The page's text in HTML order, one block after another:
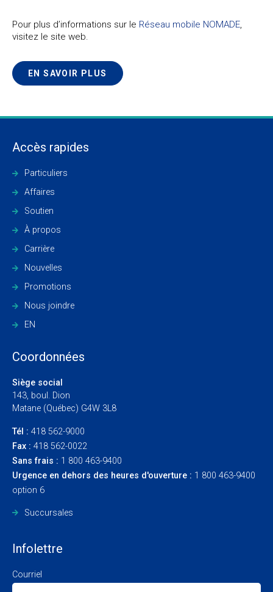
Pour plus d’informations sur le Réseau mobile NOMADE
visitez le site web.
EN SAVOIR PLUS
Accès rapides
Particuliers
Affaires
Soutien
À propos
Carrière
Nouvelles
Promotions
Nous joindre
EN
Coordonnées
Siège social
143, boul. Dion
Matane (Québec) G4W 3L8
Tél : 418 562-9000
Fax : 418 562-0022
Sans frais : 1 800 463-9400
Urgence en dehors des heures d'ouverture : 1 800 463-9400
option 6
Succursales
Infolettre
Courriel